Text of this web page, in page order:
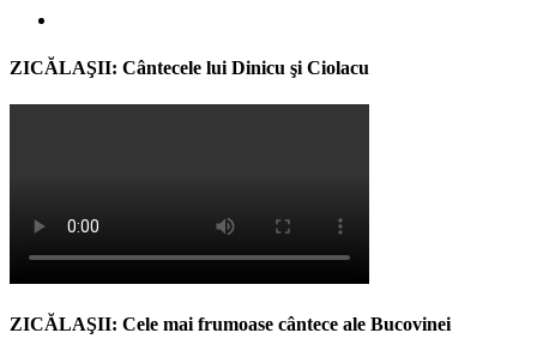
ZICĂLAŞII: Cântecele lui Dinicu şi Ciolacu
ZICĂLAŞII: Cele mai frumoase cântece ale Bucovinei